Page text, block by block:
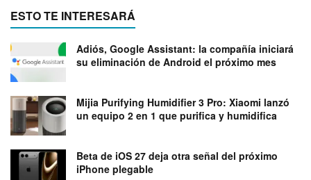
ESTO TE INTERESARÁ
Adiós, Google Assistant: la compañía iniciará
su eliminación de Android el próximo mes
Mijia Purifying Humidifier 3 Pro: Xiaomi lanzó
un equipo 2 en 1 que purifica y humidifica
Beta de iOS 27 deja otra señal del próximo
iPhone plegable